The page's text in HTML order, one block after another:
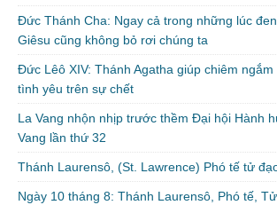
Đức Thánh Cha: Ngay cả trong những lúc
Giêsu cũng không bỏ rơi chúng ta
Đức Lêô XIV: Thánh Agatha giúp chiêm
tình yêu trên sự chết
La Vang nhộn nhịp trước thềm Đại hội Hành
Vang lần thứ 32
Thánh Laurensô, (St. Lawrence) Phó tế tử
Ngày 10 tháng 8: Thánh Laurensô, Phó tế,